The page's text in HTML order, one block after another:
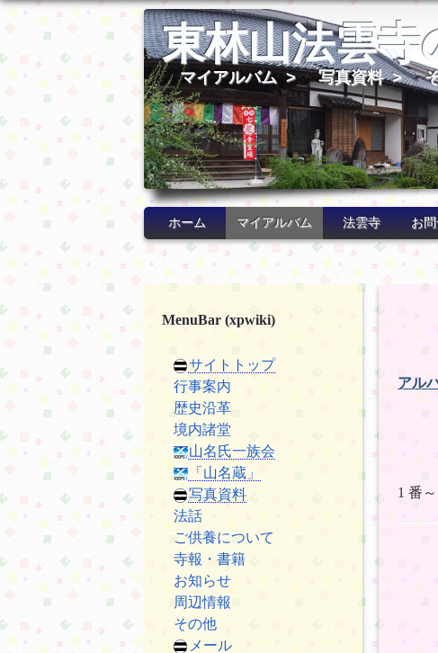
東林山法雲
マイアルバム > 写真資料>
ホーム マイアルバム 法雲寺 お
アル
1 番
MenuBar (xpwiki)
サイトトップ
行事案内
歴史沿革
境内諸堂
山名氏一族会
「山名蔵」
写真資料
法話
ご供養について
寺報・書籍
お知らせ
周辺情報
その他
メール